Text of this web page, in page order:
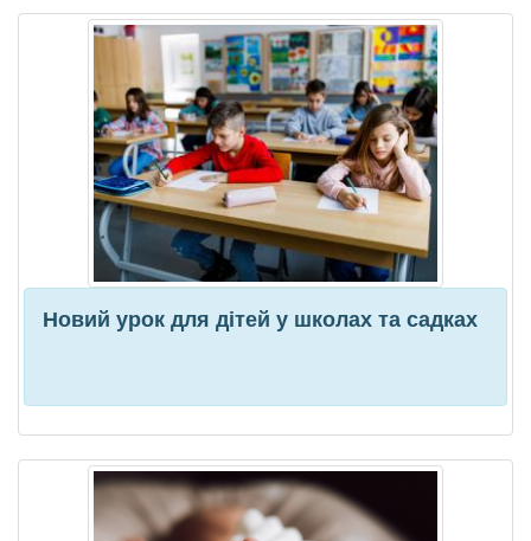
Новий урок для дітей у школах та садках